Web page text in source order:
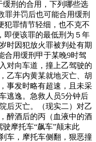
缓刑的合用，下列哪些选
罪并罚后也可能合用缓刑
犯罪情节轻细，也不克不
即便该罪的最低刑为５年
时因犯放火罪被判处有期
合用缓刑甲于某晚9时驾
对向车道，撞上乙驾驶的
乙车内黄某就地灭亡、胡
事发时略有超速，且未采
逃逸。急救人员5分钟后
后灭亡。（现实二）对乙
醉酒后的丙（血液中的酒
驶摩托车“飙车”颠末此
车，摩托车侧翻，狠恶撞